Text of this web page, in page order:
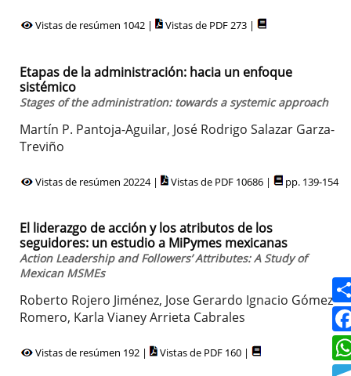
Vistas de resúmen 1042 | Vistas de PDF 273 |
Etapas de la administración: hacia un enfoque
sistémico
Stages of the administration: towards a systemic approach
Martín P. Pantoja-Aguilar, José Rodrigo Salazar Garza-
Treviño
Vistas de resúmen 20224 | Vistas de PDF 10686 | pp. 139-154
El liderazgo de acción y los atributos de los
seguidores: un estudio a MiPymes mexicanas
Action Leadership and Followers’ Attributes: A Study of
Mexican MSMEs
Roberto Rojero Jiménez, Jose Gerardo Ignacio Gómez
Romero, Karla Vianey Arrieta Cabrales
Vistas de resúmen 192 | Vistas de PDF 160 |